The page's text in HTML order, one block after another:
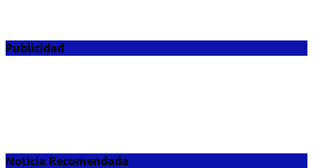
Publicidad
Noticia Recomendada